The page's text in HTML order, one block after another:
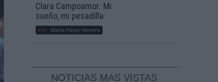
Clara Campoamor: Mi
sueño, mi pesadilla
Por María Pérez Herrero
NOTICIAS MAS VISTAS